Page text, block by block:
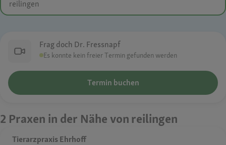
Frag doch Dr. Fressnapf
Es konnte kein freier Termin gefunden werden
Termin buchen
2 Praxen in der Nähe von reilingen
Tierarzpraxis Ehrhoff